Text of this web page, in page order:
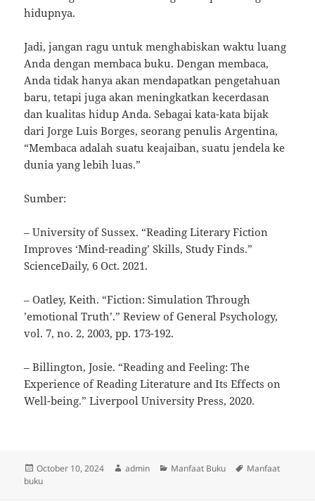
hidupnya.
Jadi, jangan ragu untuk menghabiskan waktu luang
Anda dengan membaca buku. Dengan membaca,
Anda tidak hanya akan mendapatkan pengetahuan
baru, tetapi juga akan meningkatkan kecerdasan
dan kualitas hidup Anda. Sebagai kata-kata bijak
dari Jorge Luis Borges, seorang penulis Argentina,
“Membaca adalah suatu keajaiban, suatu jendela ke
dunia yang lebih luas.”
Sumber:
– University of Sussex. “Reading Literary Fiction
Improves ‘Mind-reading’ Skills, Study Finds.”
ScienceDaily, 6 Oct. 2021.
– Oatley, Keith. “Fiction: Simulation Through
’emotional Truth’.” Review of General Psychology,
vol. 7, no. 2, 2003, pp. 173-192.
– Billington, Josie. “Reading and Feeling: The
Experience of Reading Literature and Its Effects on
Well-being.” Liverpool University Press, 2020.
Posted
on
October 10, 2024 Author
admin Categories
Manfaat Buku Tags
Manfaat
buku